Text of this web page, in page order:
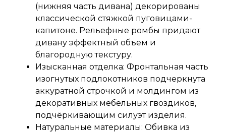
(нижняя часть дивана) декорированы
классической стяжкой пуговицами-
капитоне. Рельефные ромбы придают
дивану эффектный объем и
благородную текстуру.
Изысканная отделка: Фронтальная часть
изогнутых подлокотников подчеркнута
аккуратной строчкой и молдингом из
декоративных мебельных гвоздиков,
подчёркивающим силуэт изделия.
Натуральные материалы: Обивка из